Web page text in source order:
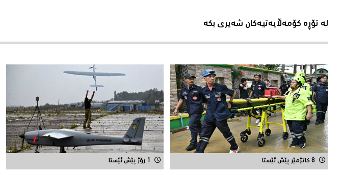
لە تۆڕە کۆمەڵایەتیەکان شەیری بکە
8 کاتژمێر پێش ئێستا 1 رۆژ پێش ئێستا